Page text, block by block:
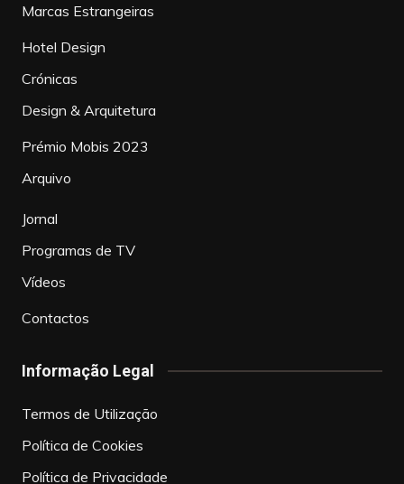
Marcas Estrangeiras
Hotel Design
Crónicas
Design & Arquitetura
Prémio Mobis 2023
Arquivo
Jornal
Programas de TV
Vídeos
Contactos
Informação Legal
Termos de Utilização
Política de Cookies
Política de Privacidade